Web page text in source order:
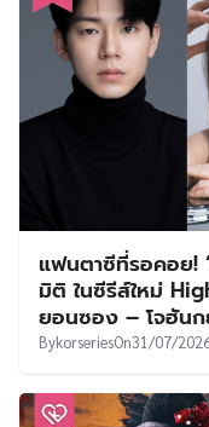
แฟนตาซีที่รอคอย!
มิติ ในซีรีส์ใหม่
ยอนซอง – โจฮันก
BykorseriesOn31/07/